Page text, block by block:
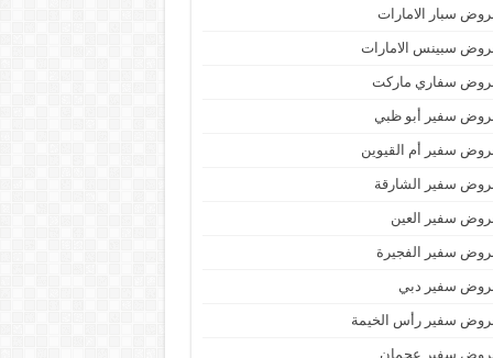
سبار الامارات
سبينس الامارات
سفاري ماركت
سفير أبو ظبي
سفير أم القيوين
سفير الشارقة
سفير العين
سفير الفجيرة
سفير دبي
سفير رأس الخيمة
سفير عجمان